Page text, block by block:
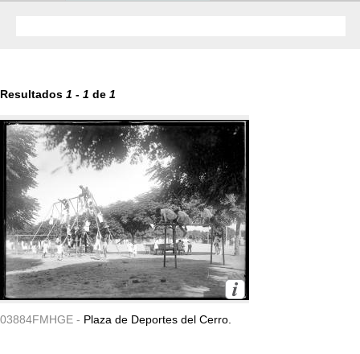
Resultados 1 - 1 de 1
03884FMHGE - Plaza de Deportes del Cerro.